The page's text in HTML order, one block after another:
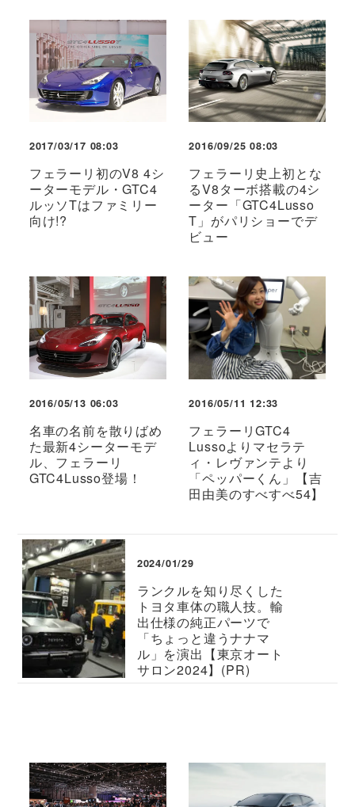
2017/03/17 08:03
フェラーリ初のV8 4シ
ーターモデル・GTC4
ルッソTはファミリー
向け!?
2016/09/25 08:03
フェラーリ史上初とな
るV8ターボ搭載の4シ
ーター「GTC4Lusso
T」がパリショーでデ
ビュー
2016/05/13 06:03
名車の名前を散りばめ
た最新4シーターモデ
ル、フェラーリ
GTC4Lusso登場！
2016/05/11 12:33
フェラーリGTC4
Lussoよりマセラテ
ィ・レヴァンテより
「ペッパーくん」【吉
田由美のすべすべ54】
2024/01/29
ランクルを知り尽くした
トヨタ車体の職人技。輸
出仕様の純正パーツで
「ちょっと違うナナマ
ル」を演出【東京オート
サロン2024】(PR)